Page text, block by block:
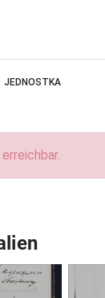
JEDNOSTKA